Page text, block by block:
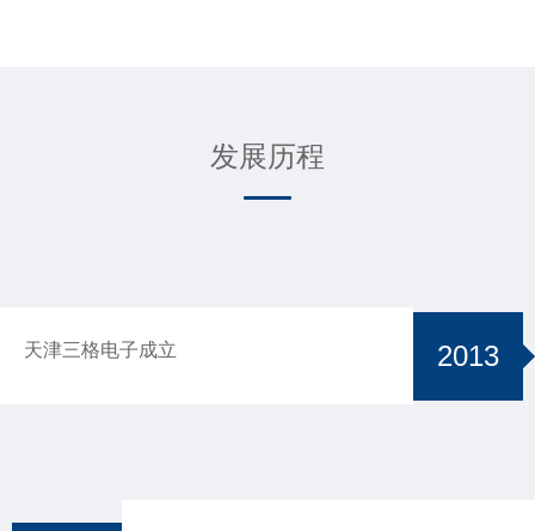
发展历程
天津三格电子成立 2013